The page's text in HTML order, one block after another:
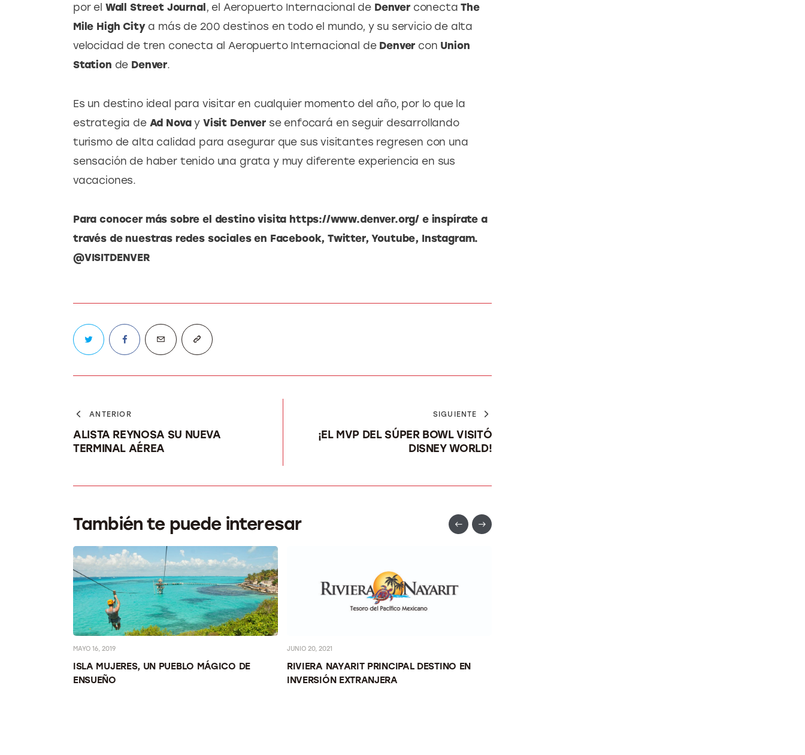
por el Wall Street Journal, el Aeropuerto Internacional de Denver conecta The
Mile High City a más de 200 destinos en todo el mundo, y su servicio de alta
velocidad de tren conecta al Aeropuerto Internacional de Denver con Union
Station de Denver.
Es un destino ideal para visitar en cualquier momento del año, por lo que la
estrategia de Ad Nova y Visit Denver se enfocará en seguir desarrollando
turismo de alta calidad para asegurar que sus visitantes regresen con una
sensación de haber tenido una grata y muy diferente experiencia en sus
vacaciones.
Para conocer más sobre el destino visita https://www.denver.org/ e inspírate a
través de nuestras redes sociales en Facebook, Twitter, Youtube, Instagram.
@VISITDENVER
ANTERIOR
ALISTA REYNOSA SU NUEVA
TERMINAL AÉREA
SIGUIENTE
¡EL MVP DEL SÚPER BOWL VISITÓ
DISNEY WORLD!
También te puede interesar
MAYO 16, 2019
ISLA MUJERES, UN PUEBLO MÁGICO DE
ENSUEÑO
JUNIO 20, 2021
RIVIERA NAYARIT PRINCIPAL DESTINO EN
INVERSIÓN EXTRANJERA